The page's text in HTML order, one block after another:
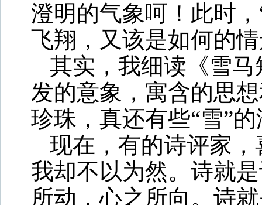
澄明的气象呵！此时
飞翔，又该是如何的
其实，我细读《雪
发的意象，寓含的思
珍珠，真还有些“雪”
现在，有的诗评家
我却不以为然。诗就
所动，心之所向。诗